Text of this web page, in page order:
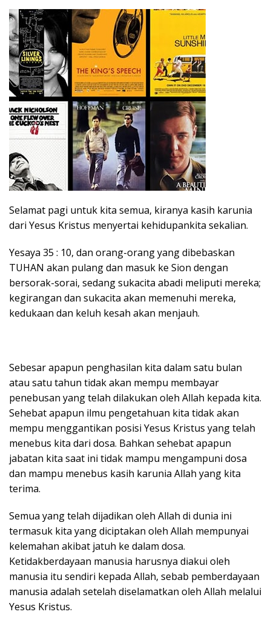
Selamat pagi untuk kita semua, kiranya kasih karunia
dari Yesus Kristus menyertai kehidupankita sekalian.
Yesaya 35 : 10, dan orang-orang yang dibebaskan
TUHAN akan pulang dan masuk ke Sion dengan
bersorak-sorai, sedang sukacita abadi meliputi mereka;
kegirangan dan sukacita akan memenuhi mereka,
kedukaan dan keluh kesah akan menjauh.
Sebesar apapun penghasilan kita dalam satu bulan
atau satu tahun tidak akan mempu membayar
penebusan yang telah dilakukan oleh Allah kepada kita.
Sehebat apapun ilmu pengetahuan kita tidak akan
mempu menggantikan posisi Yesus Kristus yang telah
menebus kita dari dosa. Bahkan sehebat apapun
jabatan kita saat ini tidak mampu mengampuni dosa
dan mampu menebus kasih karunia Allah yang kita
terima.
Semua yang telah dijadikan oleh Allah di dunia ini
termasuk kita yang diciptakan oleh Allah mempunyai
kelemahan akibat jatuh ke dalam dosa.
Ketidakberdayaan manusia harusnya diakui oleh
manusia itu sendiri kepada Allah, sebab pemberdayaan
manusia adalah setelah diselamatkan oleh Allah melalui
Yesus Kristus.